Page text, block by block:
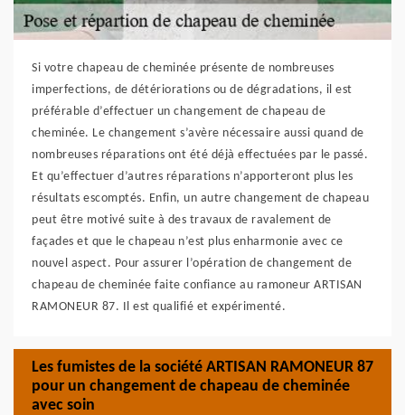
Si votre chapeau de cheminée présente de nombreuses
imperfections, de détériorations ou de dégradations, il est
préférable d’effectuer un changement de chapeau de
cheminée. Le changement s’avère nécessaire aussi quand de
nombreuses réparations ont été déjà effectuées par le passé.
Et qu’effectuer d’autres réparations n’apporteront plus les
résultats escomptés. Enfin, un autre changement de chapeau
peut être motivé suite à des travaux de ravalement de
façades et que le chapeau n’est plus enharmonie avec ce
nouvel aspect. Pour assurer l’opération de changement de
chapeau de cheminée faite confiance au ramoneur ARTISAN
RAMONEUR 87. Il est qualifié et expérimenté.
Les fumistes de la société ARTISAN RAMONEUR 87
pour un changement de chapeau de cheminée
avec soin